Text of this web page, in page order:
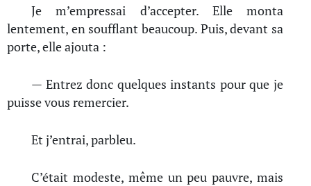
Je m’empressai d’accepter. Elle monta
lentement, en soufflant beaucoup. Puis, devant sa
porte, elle ajouta :
— Entrez donc quelques instants pour que je
puisse vous remercier.
Et j’entrai, parbleu.
C’était modeste, même un peu pauvre, mais